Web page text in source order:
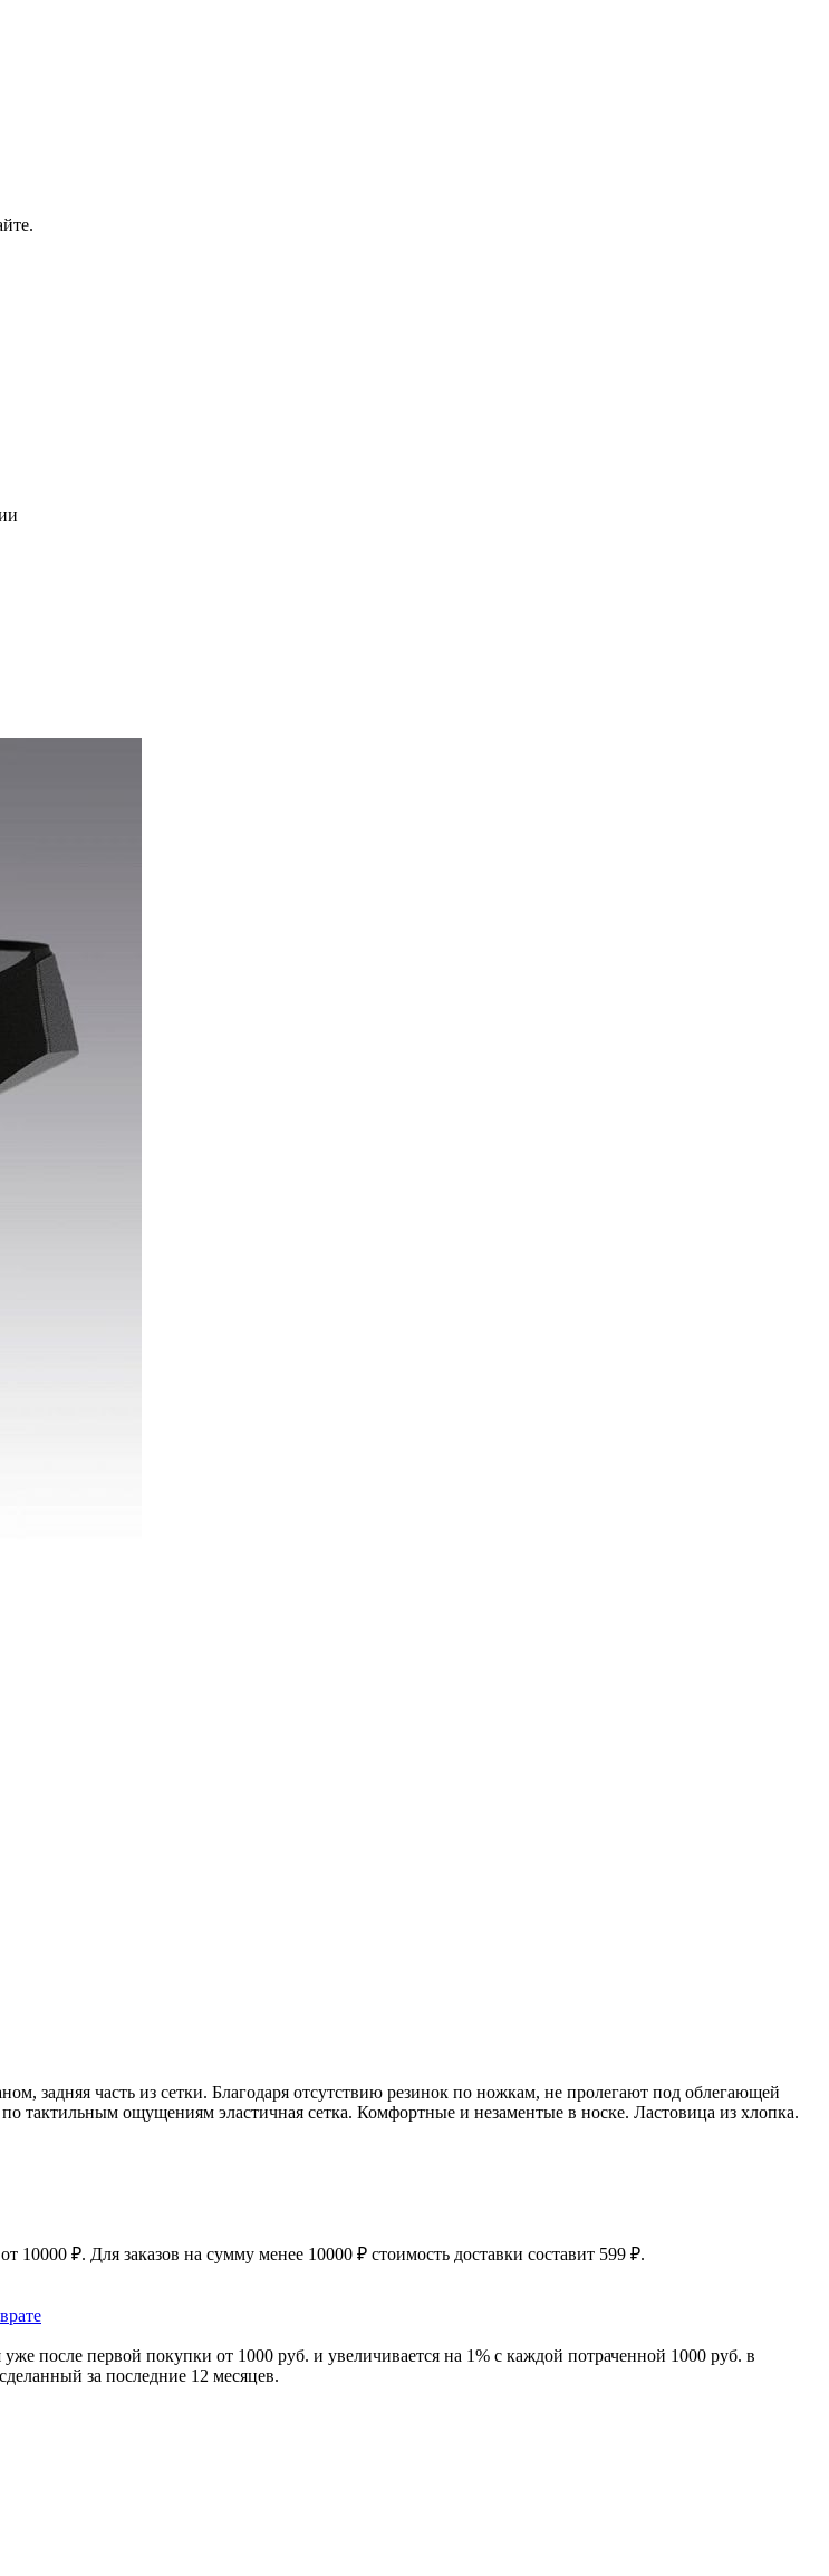
задняя часть из сетки. Благодаря отсутствию резинок по ножкам, не пролегают под облегающей
ощущениям эластичная сетка. Комфортные и незаментые в носке. Ластовица из хлопка.
₽. Для заказов на сумму менее 10000 ₽ стоимость доставки составит 599 ₽.
после первой покупки от 1000 руб. и увеличивается на 1% с каждой потраченной 1000 руб. в
за последние 12 месяцев.